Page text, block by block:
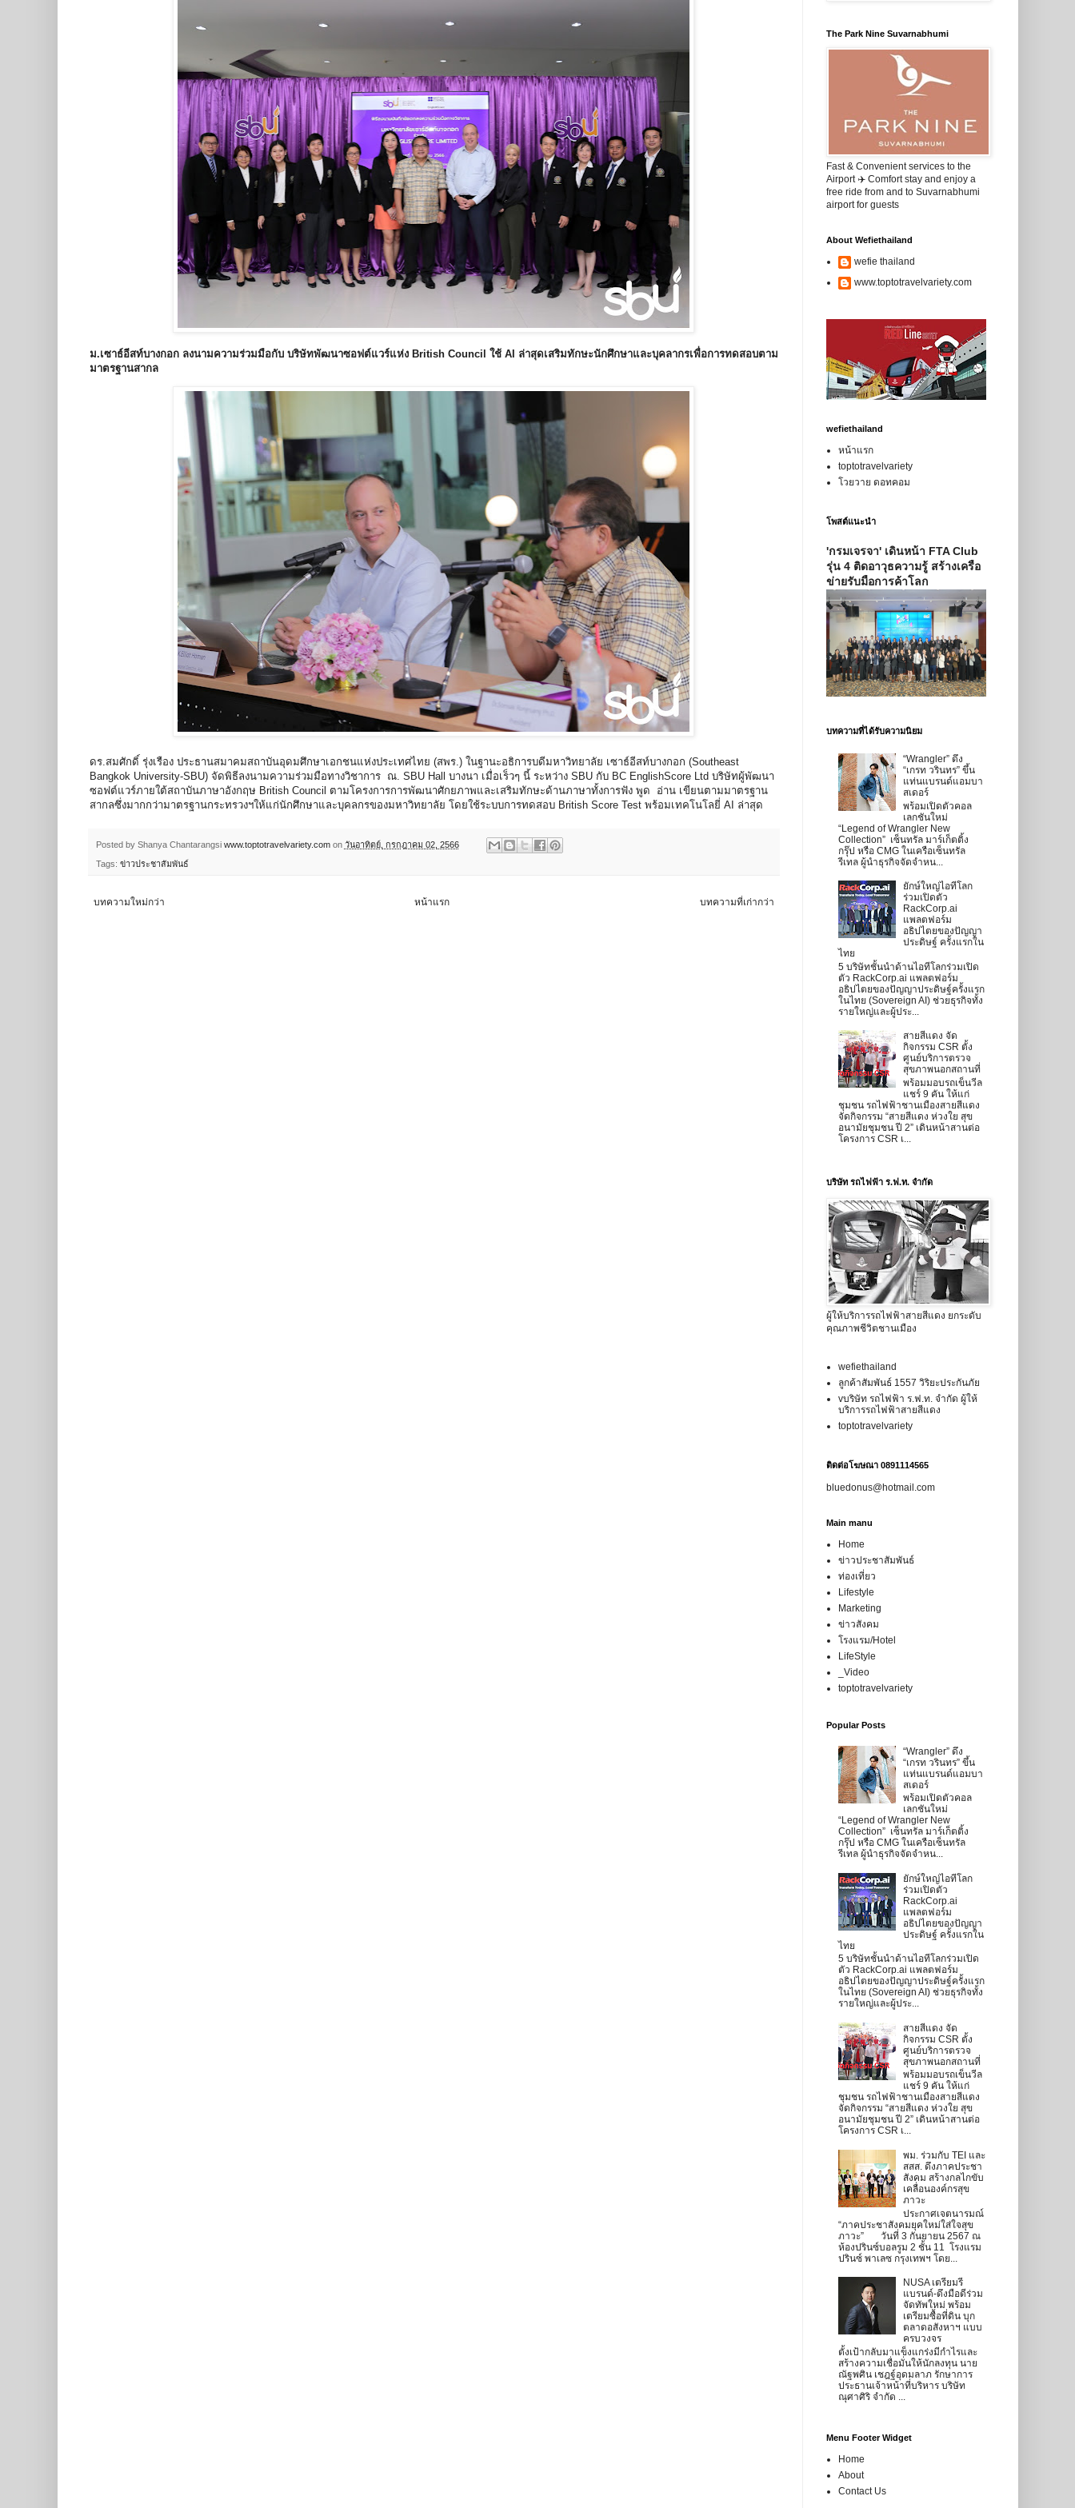
ม.เซาธ์อีสท์บางกอก ลงนามความร่วมมือกับ บริษัทพัฒนาซอฟต์แวร์แห่ง British Council ใช้ AI ล่าสุดเสริมทักษะนักศึกษาและบุคลากรเพื่อการทดสอบตาม
มาตรฐานสากล
ดร.สมศักดิ์ รุ่งเรือง ประธานสมาคมสถาบันอุดมศึกษาเอกชนแห่งประเทศไทย (สพร.) ในฐานะอธิการบดีมหาวิทยาลัย เซาธ์อีสท์บางกอก (Southeast
Bangkok University-SBU) จัดพิธีลงนามความร่วมมือทางวิชาการ ณ. SBU Hall บางนา เมื่อเร็วๆ นี้ ระหว่าง SBU กับ BC EnglishScore Ltd บริษัทผู้พัฒนา
ซอฟต์แวร์ภายใต้สถาบันภาษาอังกฤษ British Council ตามโครงการการพัฒนาศักยภาพและเสริมทักษะด้านภาษาทั้งการฟัง พูด อ่าน เขียนตามมาตรฐาน
สากลซึ่งมากกว่ามาตรฐานกระทรวงฯให้แก่นักศึกษาและบุคลกรของมหาวิทยาลัย โดยใช้ระบบการทดสอบ British Score Test พร้อมเทคโนโลยี่ AI ล่าสุด
Posted by Shanya Chantarangsi www.toptotravelvariety.com on วันอาทิตย์, กรกฎาคม 02, 2566
Tags: ข่าวประชาสัมพันธ์
บทความใหม่กว่า บทความที่เก่ากว่า
หน้าแรก
The Park Nine Suvarnabhumi
Fast & Convenient services to the
Airport ✈️ Comfort stay and enjoy a
free ride from and to Suvarnabhumi
airport for guests
About Wefiethailand
wefie thailand
www.toptotravelvariety.com
wefiethailand
หน้าแรก
toptotravelvariety
โวยวาย ดอทคอม
โพสต์แนะนำ
'กรมเจรจา' เดินหน้า FTA Club
รุ่น 4 ติดอาวุธความรู้ สร้างเครือ
ข่ายรับมือการค้าโลก
บทความที่ได้รับความนิยม
“Wrangler” ดึง
“เกรท วรินทร” ขึ้น
แท่นแบรนด์แอมบา
สเดอร์
พร้อมเปิดตัวคอล
เลกชันใหม่
“Legend of Wrangler New
Collection” เซ็นทรัล มาร์เก็ตติ้ง
กรุ๊ป หรือ CMG ในเครือเซ็นทรัล
รีเทล ผู้นำธุรกิจจัดจำหน...
ยักษ์ใหญ่ไอทีโลก
ร่วมเปิดตัว
RackCorp.ai
แพลตฟอร์ม
อธิปไตยของปัญญา
ประดิษฐ์ ครั้งแรกใน
ไทย
5 บริษัทชั้นนำด้านไอทีโลกร่วมเปิด
ตัว RackCorp.ai แพลตฟอร์ม
อธิปไตยของปัญญาประดิษฐ์ครั้งแรก
ในไทย (Sovereign AI) ช่วยธุรกิจทั้ง
รายใหญ่และผู้ประ...
สายสีแดง จัด
กิจกรรม CSR ตั้ง
ศูนย์บริการตรวจ
สุขภาพนอกสถานที่
พร้อมมอบรถเข็นวีล
แชร์ 9 คัน ให้แก่
ชุมชน รถไฟฟ้าชานเมืองสายสีแดง
จัดกิจกรรม “สายสีแดง ห่วงใย สุข
อนามัยชุมชน ปี 2” เดินหน้าสานต่อ
โครงการ CSR เ...
บริษัท รถไฟฟ้า ร.ฟ.ท. จำกัด
ผู้ให้บริการรถไฟฟ้าสายสีแดง ยกระดับ
คุณภาพชีวิตชานเมือง
wefiethailand
ลูกค้าสัมพันธ์ 1557 วิริยะประกันภัย
vบริษัท รถไฟฟ้า ร.ฟ.ท. จำกัด ผู้ให้
บริการรถไฟฟ้าสายสีแดง
toptotravelvariety
ติดต่อโฆษณา 0891114565
bluedonus@hotmail.com
Main manu
Home
ข่าวประชาสัมพันธ์
ท่องเที่ยว
Lifestyle
Marketing
ข่าวสังคม
โรงแรม/Hotel
LifeStyle
_Video
toptotravelvariety
Popular Posts
“Wrangler” ดึง
“เกรท วรินทร” ขึ้น
แท่นแบรนด์แอมบา
สเดอร์
พร้อมเปิดตัวคอล
เลกชันใหม่
“Legend of Wrangler New
Collection” เซ็นทรัล มาร์เก็ตติ้ง
กรุ๊ป หรือ CMG ในเครือเซ็นทรัล
รีเทล ผู้นำธุรกิจจัดจำหน...
ยักษ์ใหญ่ไอทีโลก
ร่วมเปิดตัว
RackCorp.ai
แพลตฟอร์ม
อธิปไตยของปัญญา
ประดิษฐ์ ครั้งแรกใน
ไทย
5 บริษัทชั้นนำด้านไอทีโลกร่วมเปิด
ตัว RackCorp.ai แพลตฟอร์ม
อธิปไตยของปัญญาประดิษฐ์ครั้งแรก
ในไทย (Sovereign AI) ช่วยธุรกิจทั้ง
รายใหญ่และผู้ประ...
สายสีแดง จัด
กิจกรรม CSR ตั้ง
ศูนย์บริการตรวจ
สุขภาพนอกสถานที่
พร้อมมอบรถเข็นวีล
แชร์ 9 คัน ให้แก่
ชุมชน รถไฟฟ้าชานเมืองสายสีแดง
จัดกิจกรรม “สายสีแดง ห่วงใย สุข
อนามัยชุมชน ปี 2” เดินหน้าสานต่อ
โครงการ CSR เ...
พม. ร่วมกับ TEI และ
สสส. ดึงภาคประชา
สังคม สร้างกลไกขับ
เคลื่อนองค์กรสุข
ภาวะ
ประกาศเจตนารมณ์
“ภาคประชาสังคมยุคใหม่ใส่ใจสุข
ภาวะ” วันที่ 3 กันยายน 2567 ณ
ห้องปรินซ์บอลรูม 2 ชั้น 11 โรงแรม
ปรินซ์ พาเลซ กรุงเทพฯ โดย...
NUSA เตรียมรี
แบรนด์-ดึงมือดีร่วม
จัดทัพใหม่ พร้อม
เตรียมซื้อที่ดิน บุก
ตลาดอสังหาฯ แบบ
ครบวงจร
ตั้งเป้ากลับมาแข็งแกร่งมีกำไรและ
สร้างความเชื่อมั่นให้นักลงทุน นาย
ณัฐพศิน เชฎฐ์อุดมลาภ รักษาการ
ประธานเจ้าหน้าที่บริหาร บริษัท
ณุศาศิริ จำกัด ...
Menu Footer Widget
Home
About
Contact Us